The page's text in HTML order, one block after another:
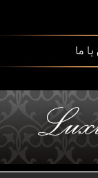
ما